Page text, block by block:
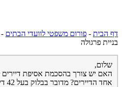
דף הבית- פורום משפטי לוועדי הבתים-
בניית פרגולה
שלום,
האם יש צורך בהסכמת אסיפת דיירים
אחד הדיירים? מדובר בבלוק בעל 42 דירות. תודה.